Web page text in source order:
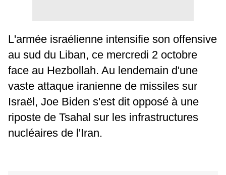
L'armée israélienne intensifie son offensive
au sud du Liban, ce mercredi 2 octobre
face au Hezbollah. Au lendemain d'une
vaste attaque iranienne de missiles sur
Israël, Joe Biden s'est dit opposé à une
riposte de Tsahal sur les infrastructures
nucléaires de l'Iran.